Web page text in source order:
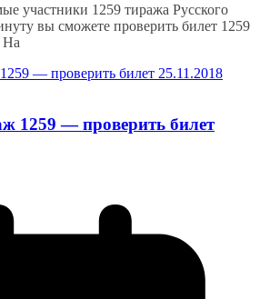
участники 1259 тиража Русского
вы сможете проверить билет 1259
На
1259 — проверить билет